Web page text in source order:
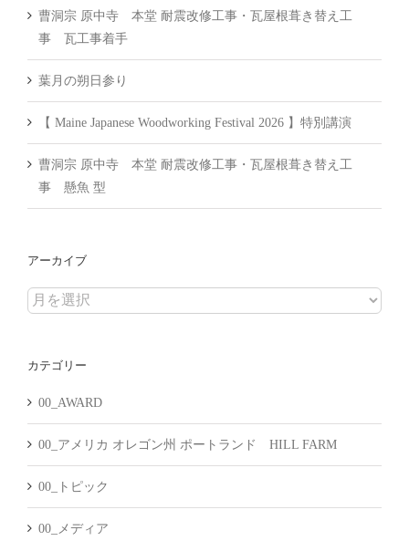
曹洞宗 原中寺 本堂 耐震改修工事・瓦屋根葺き替え工
事 瓦工事着手
葉月の朔日参り
【 Maine Japanese Woodworking Festival 2026 】特別講演
曹洞宗 原中寺 本堂 耐震改修工事・瓦屋根葺き替え工
事 懸魚 型
アーカイブ
ア
イ
カテゴリー
00_AWARD
00_アメリカ オレゴン州 ポートランド HILL FARM
00_トピック
00_メディア